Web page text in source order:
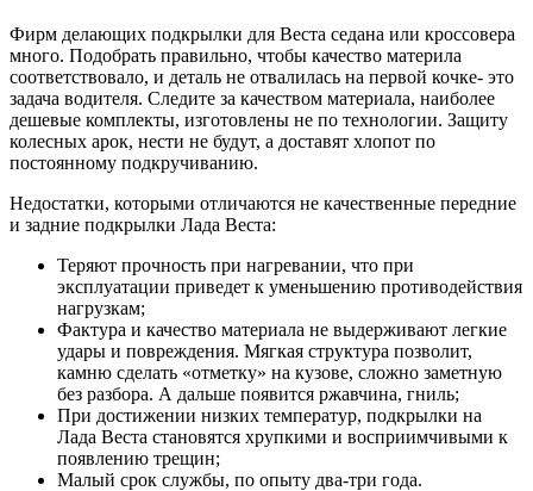
Фирм делающих подкрылки для Веста седана или кроссовера
много. Подобрать правильно, чтобы качество материла
соответствовало, и деталь не отвалилась на первой кочке- это
задача водителя. Следите за качеством материала, наиболее
дешевые комплекты, изготовлены не по технологии. Защиту
колесных арок, нести не будут, а доставят хлопот по
постоянному подкручиванию.
Недостатки, которыми отличаются не качественные передние
и задние подкрылки Лада Веста:
Теряют прочность при нагревании, что при
эксплуатации приведет к уменьшению противодействия
нагрузкам;
Фактура и качество материала не выдерживают легкие
удары и повреждения. Мягкая структура позволит,
камню сделать «отметку» на кузове, сложно заметную
без разбора. А дальше появится ржавчина, гниль;
При достижении низких температур, подкрылки на
Лада Веста становятся хрупкими и восприимчивыми к
появлению трещин;
Малый срок службы, по опыту два-три года.